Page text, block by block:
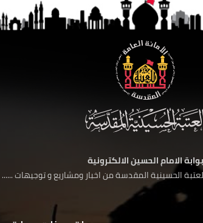
بوابة الامام الحسين الالكترونية
الحسينية المقدسة من اخبار ومشاريع و توجيهات ......